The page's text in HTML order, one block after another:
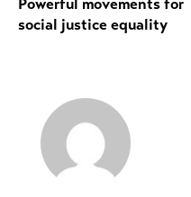
Powerful movements for
social justice equality